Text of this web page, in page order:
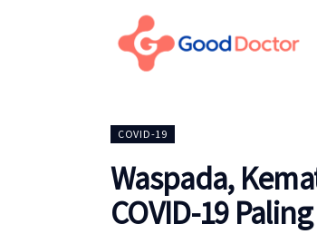
COVID-19
Waspada,
COVID-19